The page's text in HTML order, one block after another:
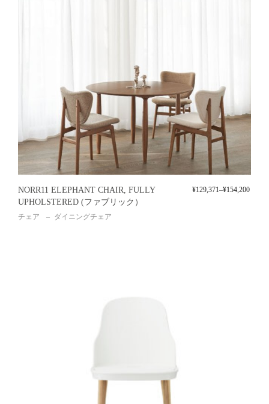
NORR11 ELEPHANT CHAIR, FULLY
UPHOLSTERED (ファブリック）
チェア ダイニングチェア
¥129,371–¥154,200